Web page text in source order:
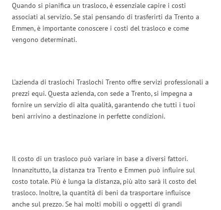
Quando si pianifica un trasloco, è essenziale capire i costi
associati al servizio. Se stai pensando di trasferirti da Trento a
Emmen, è importante conoscere i costi del trasloco e come
vengono determinati.
L’azienda di traslochi Traslochi Trento offre servizi professionali a
prezzi equi. Questa azienda, con sede a Trento, si impegna a
fornire un servizio di alta qualità, garantendo che tutti i tuoi
beni arrivino a destinazione in perfette condizioni.
Il costo di un trasloco può variare in base a diversi fattori.
Innanzitutto, la distanza tra Trento e Emmen può influire sul
costo totale. Più è lunga la distanza, più alto sarà il costo del
trasloco. Inoltre, la quantità di beni da trasportare influisce
anche sul prezzo. Se hai molti mobili o oggetti di grandi